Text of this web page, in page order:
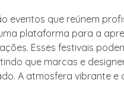
eventos que reúnem
plataforma para a
Esses festivais
que marcas e
A atmosfera vibrante